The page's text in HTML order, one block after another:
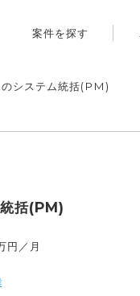
案件を探す
システム統括(PM)
括(PM)
円／月